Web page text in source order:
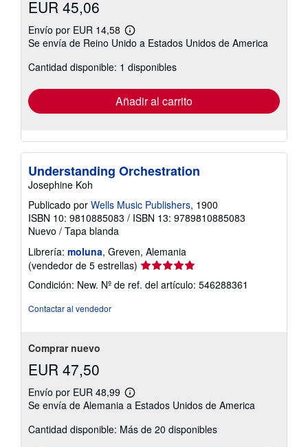
EUR 45,06
Envío por EUR 14,58
Más
información
las
tarifas
envío
Se envía de Reino Unido a Estados Unidos de America
Cantidad disponible: 1 disponibles
Añadir al carrito
Understanding Orchestration
Josephine Koh
Publicado por Wells Music Publishers, 1900
ISBN 10: 9810885083 / ISBN 13: 9789810885083
Nuevo / Tapa blanda
Librería: moluna, Greven, Alemania
(vendedor de 5 estrellas) Calificación
del
vendedor:
Condición: New. Nº de ref. del artículo: 546288361
Contactar al vendedor
Comprar nuevo
EUR 47,50
Envío por EUR 48,99
Más
información
las
Se envía de Alemania a Estados Unidos de America
Cantidad disponible: Más de 20 disponibles